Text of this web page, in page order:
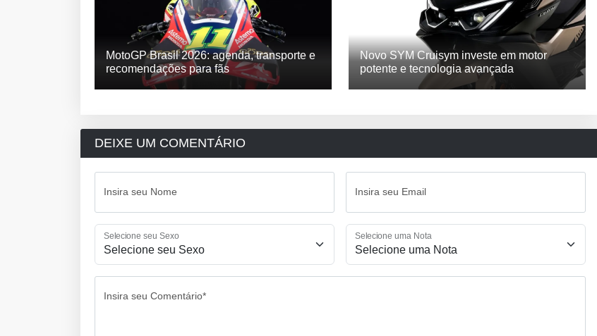
MotoGP Brasil 2026: agenda, transporte e
recomendações para fãs
Novo SYM Cruisym investe em motor
potente e tecnologia avançada
DEIXE UM COMENTÁRIO
Insira seu Nome Insira seu Email
Selecione seu Sexo Selecione uma Nota
Insira seu Comentário*